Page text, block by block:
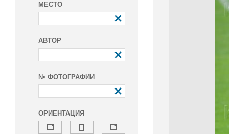
МЕСТО
АВТОР
№ ФОТОГРАФИИ
ОРИЕНТАЦИЯ